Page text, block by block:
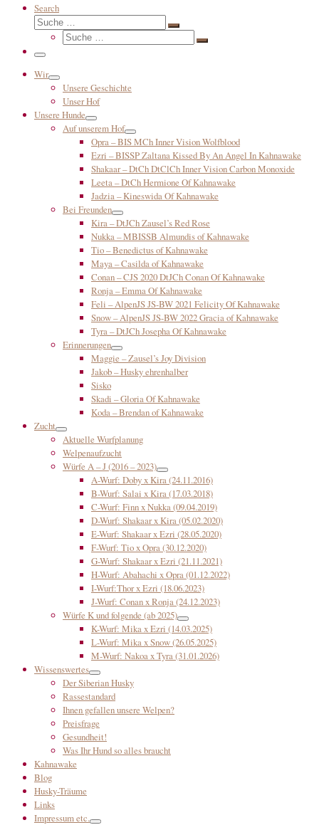
Search
Suche
Suche
Suche
Suche
Menü
Wir
Unsere Geschichte
Unser Hof
Unsere Hunde
Auf unserem Hof
Opra – BIS MCh Inner Vision Wolfblood
Ezri – BISSP Zaltana Kissed By An Angel In Kahnawake
Shakaar – DtCh DtClCh Inner Vision Carbon Monoxide
Leeta – DtCh Hermione Of Kahnawake
Jadzia – Kineswida Of Kahnawake
Bei Freunden
Kira – DtJCh Zausel’s Red Rose
Nukka – MBISSB Almundis of Kahnawake
Tio – Benedictus of Kahnawake
Maya – Casilda of Kahnawake
Conan – CJS 2020 DtJCh Conan Of Kahnawake
Ronja – Emma Of Kahnawake
Feli – AlpenJS JS-BW 2021 Felicity Of Kahnawake
Snow – AlpenJS JS-BW 2022 Gracia of Kahnawake
Tyra – DtJCh Josepha Of Kahnawake
Erinnerungen
Maggie – Zausel’s Joy Division
Jakob – Husky ehrenhalber
Sisko
Skadi – Gloria Of Kahnawake
Koda – Brendan of Kahnawake
Zucht
Aktuelle Wurfplanung
Welpenaufzucht
Würfe A – J (2016 – 2023)
A-Wurf: Doby x Kira (24.11.2016)
B-Wurf: Salai x Kira (17.03.2018)
C-Wurf: Finn x Nukka (09.04.2019)
D-Wurf: Shakaar x Kira (05.02.2020)
E-Wurf: Shakaar x Ezri (28.05.2020)
F-Wurf: Tio x Opra (30.12.2020)
G-Wurf: Shakaar x Ezri (21.11.2021)
H-Wurf: Abahachi x Opra (01.12.2022)
I-Wurf:Thor x Ezri (18.06.2023)
J-Wurf: Conan x Ronja (24.12.2023)
Würfe K und folgende (ab 2025)
K-Wurf: Mika x Ezri (14.03.2025)
L-Wurf: Mika x Snow (26.05.2025)
M-Wurf: Nakoa x Tyra (31.01.2026)
Wissenswertes
Der Siberian Husky
Rassestandard
Ihnen gefallen unsere Welpen?
Preisfrage
Gesundheit!
Was Ihr Hund so alles braucht
Kahnawake
Blog
Husky-Träume
Links
Impressum etc.